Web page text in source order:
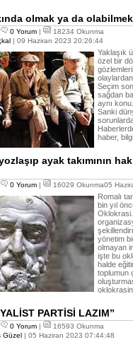
olmak ya da
0 Yorum |
18234 Okunma
| 09 Haziran 2023 20:26:44
Yaklaşık
özel bir
Seçim
sağdan
aynı
Sanki
haber,
ayak takımının
0 Yorum | 16029 Okunma05
Romalı
bin yıl
yönetim
olmayan
işte bu
halde
toplumun
PARTİSİ LAZIM”
0 Yorum |
16593 Okunma
Güzel | 05 Haziran 2023 07:44:48